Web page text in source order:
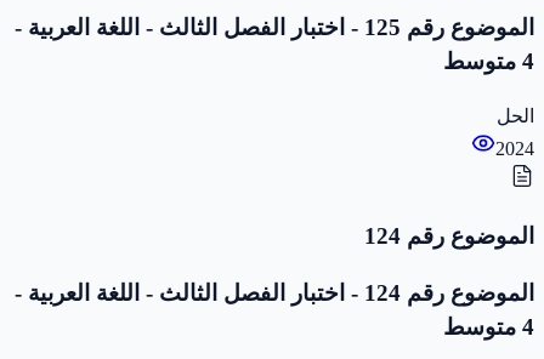
الموضوع رقم 125 - اختبار الفصل الثالث - اللغة العربية -
4 متوسط
الحل
2024
الموضوع رقم 124
الموضوع رقم 124 - اختبار الفصل الثالث - اللغة العربية -
4 متوسط